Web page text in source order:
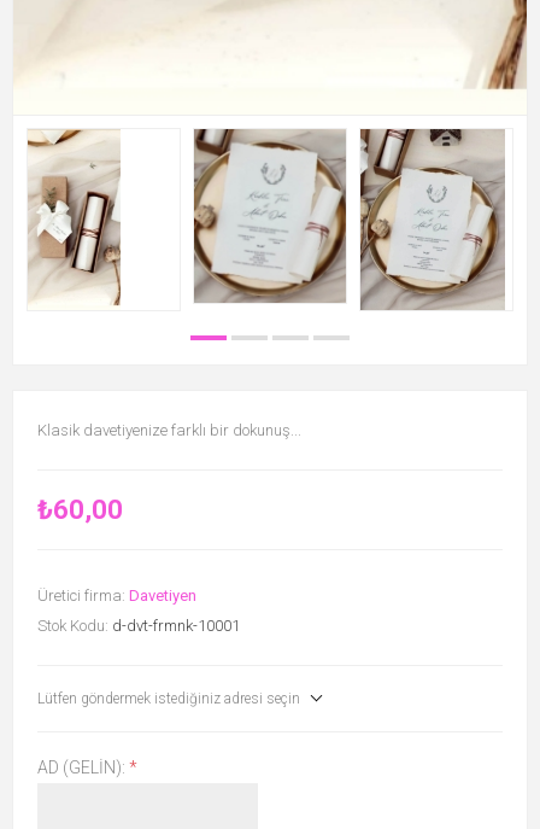
Klasik davetiyenize farklı bir dokunuş...
₺60,00
Üretici firma: Davetiyen
Stok Kodu: d-dvt-frmnk-10001
Lütfen göndermek istediğiniz adresi seçin
AD (GELIN): *